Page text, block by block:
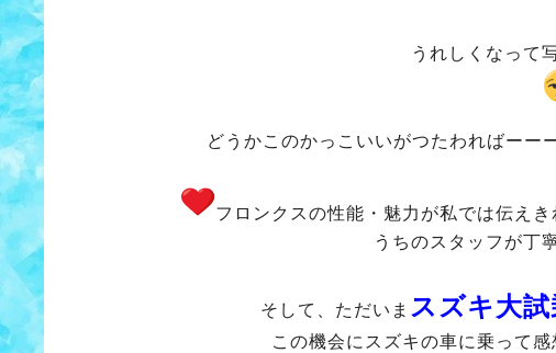
うれしくなって
どうかこのかっこいいがつたわればーー
フロンクスの性能・魅力が私では伝え
うちのスタッフが丁
そして、ただいま スズキ大
この機会にスズキの車に乗って